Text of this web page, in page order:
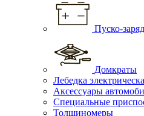
Пуско-
Домкраты
Лебедка
Аксессуары
Специальные
Толщиномеры